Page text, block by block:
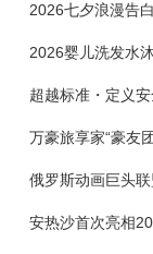
2026婴儿洗发水
超越标准・定义
万豪旅享家“豪友